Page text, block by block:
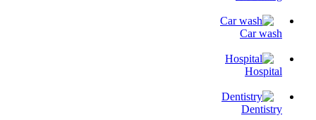
Сar wash
Hospital
Dentistry